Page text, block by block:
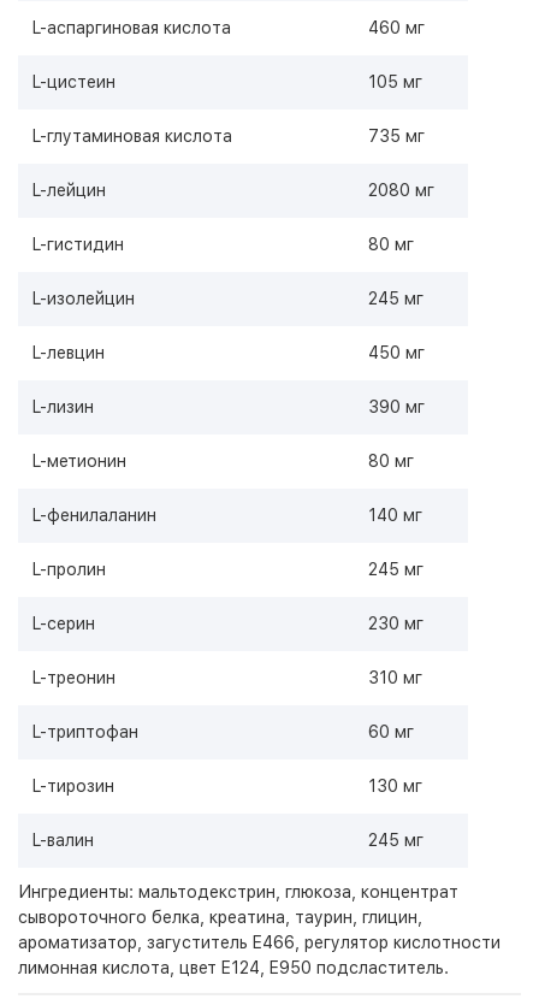
L-аспаргиновая кислота 460 мг
L-цистеин 105 мг
L-глутаминовая кислота 735 мг
L-лейцин 2080 мг
L-гистидин 80 мг
L-изолейцин 245 мг
L-левцин 450 мг
L-лизин 390 мг
L-метионин 80 мг
L-фенилаланин 140 мг
L-пролин 245 мг
L-серин 230 мг
L-треонин 310 мг
L-триптофан 60 мг
L-тирозин 130 мг
L-валин 245 мг
Ингредиенты: мальтодекстрин, глюкоза, концентрат
сывороточного белка, креатина, таурин, глицин,
ароматизатор, загуститель E466, регулятор кислотности
лимонная кислота, цвет E124, E950 подсластитель.